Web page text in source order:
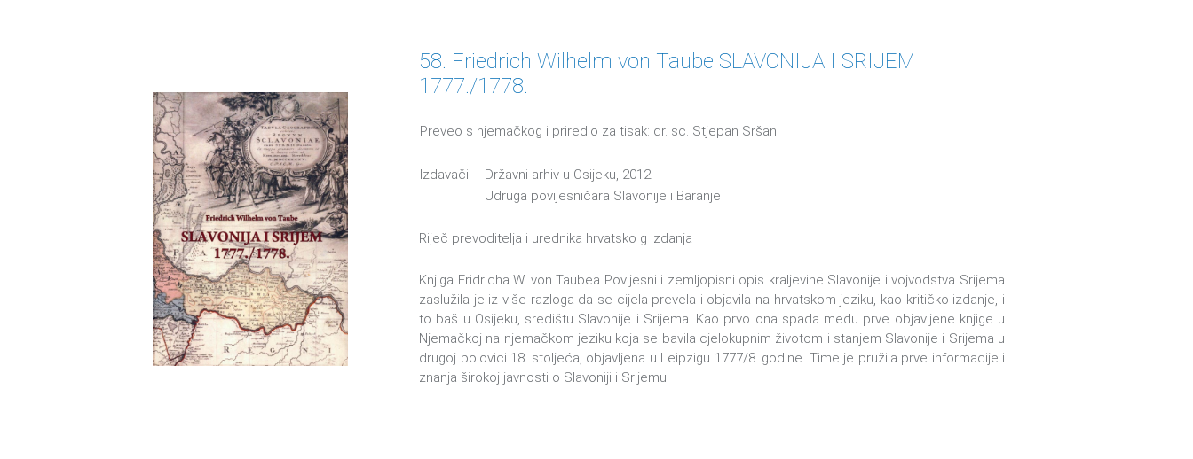
58. Friedrich Wilhelm von Taube SLAVONIJA I SRIJEM
1777./1778.
Preveo s njemačkog i priredio za tisak: dr. sc. Stjepan Sršan
Izdavači:
Državni arhiv u Osijeku, 2012.
Udruga povijesničara Slavonije i Baranje
Riječ prevoditelja i urednika hrvatsko g izdanja
Knjiga Fridricha W. von Taubea Povijesni i zemljopisni opis kraljevine Slavonije i vojvodstva Srijema
zaslužila je iz više razloga da se cijela prevela i objavila na hrvatskom jeziku, kao kritičko izdanje, i
to baš u Osijeku, središtu Slavonije i Srijema. Kao prvo ona spada među prve objavljene knjige u
Njemačkoj na njemačkom jeziku koja se bavila cjelokupnim životom i stanjem Slavonije i Srijema u
drugoj polovici 18. stoljeća, objavljena u Leipzigu 1777/8. godine. Time je pružila prve informacije i
znanja širokoj javnosti o Slavoniji i Srijemu.